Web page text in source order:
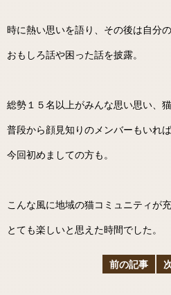
時に熱い思いを語り、その後は自分
おもしろ話や困った話を披露。
総勢１５名以上がみんな思い思い、
普段から顔見知りのメンバーもいれば
今回初めましての方も。
こんな風に地域の猫コミュニティが
とても楽しいと思えた時間でした。
前の記事